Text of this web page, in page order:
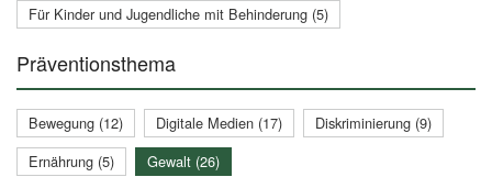
Für Kinder und Jugendliche mit Behinderung (5)
Präventionsthema
Bewegung (12) Digitale Medien (17)
Diskriminierung (9)
Ernährung (5)
Gewalt (26)